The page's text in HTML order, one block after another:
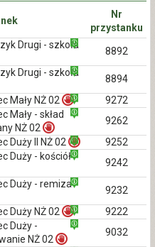
Nr
przystanku
Drugi - szkoła
8892
Drugi - szkoła
8894
Mały NŻ 02
9272
Mały - skład
NŻ 02
9262
Duży II NŻ 02
9252
Duży - kościół
9242
Duży - remiza
9232
Duży NŻ 02
9222
Duży -
NŻ 02
9032